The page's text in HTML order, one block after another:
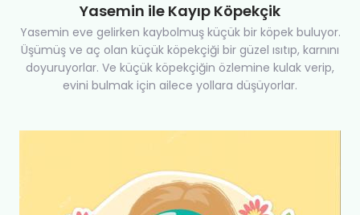
Yasemin ile Kayıp Köpekçik
Yasemin eve gelirken kaybolmuş küçük bir köpek buluyor.
Üşümüş ve aç olan küçük köpekçiği bir güzel ısıtıp, karnını
doyuruyorlar. Ve küçük köpekçiğin özlemine kulak verip,
evini bulmak için ailece yollara düşüyorlar.